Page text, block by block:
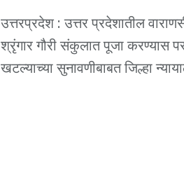
उत्तरप्रदेश : उत्तर प्रदेशातील
श्रृंगार गौरी संकुलात पूजा करण्यास
खटल्याच्या सुनावणीबाबत जिल्हा